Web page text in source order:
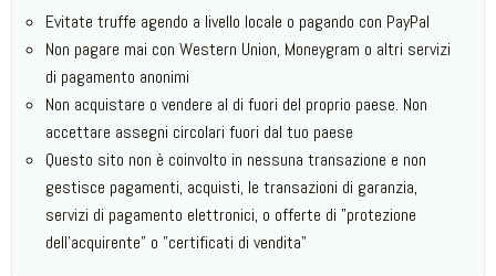
Evitate truffe agendo a livello locale o pagando con PayPal
Non pagare mai con Western Union, Moneygram o altri servizi
di pagamento anonimi
Non acquistare o vendere al di fuori del proprio paese. Non
accettare assegni circolari fuori dal tuo paese
Questo sito non è coinvolto in nessuna transazione e non
gestisce pagamenti, acquisti, le transazioni di garanzia,
servizi di pagamento elettronici, o offerte di "protezione
dell'acquirente" o "certificati di vendita"